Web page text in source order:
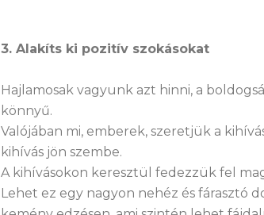
3. Alakíts ki pozitív szokásokat
Hajlamosak vagyunk azt hinni, a
könnyű.
Valójában mi, emberek, szeretjük a
kihívás jön szembe.
A kihívásokon keresztül fedezzük fel
Lehet ez egy nagyon nehéz és fárasztó